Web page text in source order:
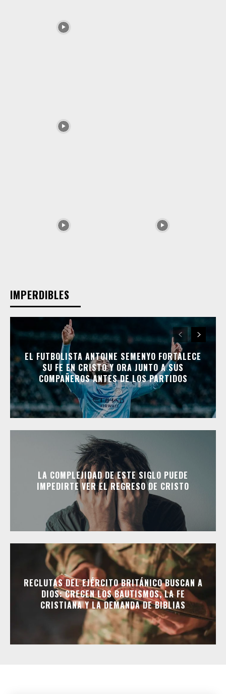
IMPERDIBLES
EL FUTBOLISTA ANTOINE SEMENYO FORTALECE
SU FE EN CRISTO Y ORA JUNTO A SUS
COMPAÑEROS ANTES DE LOS PARTIDOS
LA COMPLEJIDAD DE ESTE SIGLO PUEDE
IMPEDIRTE VER EL REGRESO DE CRISTO
RECLUTAS DEL EJÉRCITO BRITÁNICO BUSCAN A
DIOS: CRECEN LOS BAUTISMOS, LA FE
CRISTIANA Y LA DEMANDA DE BIBLIAS